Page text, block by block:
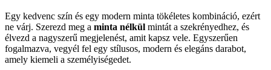
Egy kedvenc szín és egy modern minta tökéletes kombináció, ezért
ne várj. Szerezd meg a minta nélkül mintát a szekrényedhez, és
élvezd a nagyszerű megjelenést, amit kapsz vele. Egyszerűen
fogalmazva, vegyél fel egy stílusos, modern és elegáns darabot,
amely kiemeli a személyiségedet.